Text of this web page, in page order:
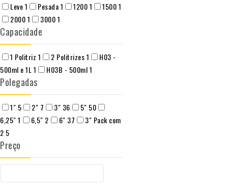
Leve1 Pesada1 12001 15001
20001 30001
Capacidade
1 Politriz 1 2 Politrizes1
H03 -
500ml e 1L 1 H03B - 500ml1
Polegadas
1" 5 2" 7 3" 36 5" 50
6,25"1 6,5" 2 6" 37
3" Pack com
2 5
Preço